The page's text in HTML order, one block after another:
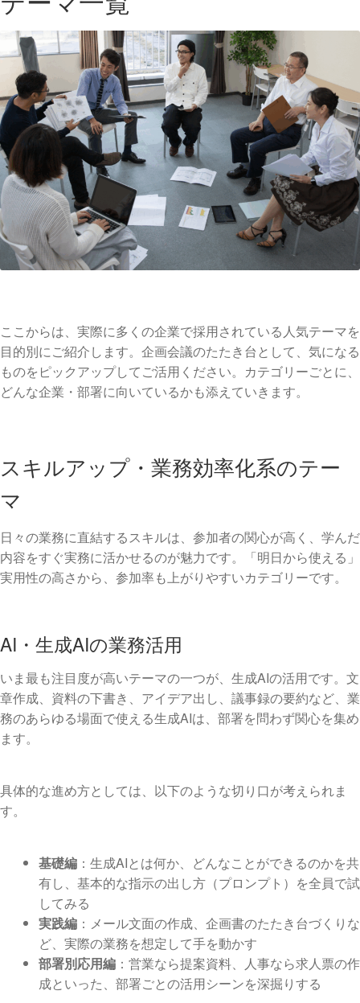
ここからは、実際に多くの企業で採用されている人気テーマを
目的別にご紹介します。企画会議のたたき台として、気になる
ものをピックアップしてご活用ください。カテゴリーごとに、
どんな企業・部署に向いているかも添えていきます。
スキルアップ・業務効率化系のテー
マ
日々の業務に直結するスキルは、参加者の関心が高く、学んだ
内容をすぐ実務に活かせるのが魅力です。「明日から使える」
実用性の高さから、参加率も上がりやすいカテゴリーです。
AI・生成AIの業務活用
いま最も注目度が高いテーマの一つが、生成AIの活用です。文
章作成、資料の下書き、アイデア出し、議事録の要約など、業
務のあらゆる場面で使える生成AIは、部署を問わず関心を集め
ます。
具体的な進め方としては、以下のような切り口が考えられま
す。
基礎編 ：生成AIとは何か、どんなことができるのかを共
有し、基本的な指示の出し方（プロンプト）を全員で試
してみる
実践編 ：メール文面の作成、企画書のたたき台づくりな
ど、実際の業務を想定して手を動かす
部署別応用編 ：営業なら提案資料、人事なら求人票の作
成といった、部署ごとの活用シーンを深掘りする